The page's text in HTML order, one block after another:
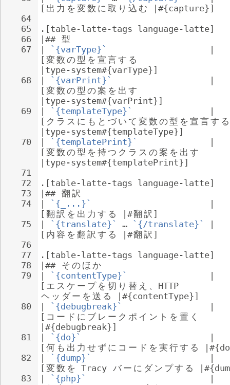
64
65
66
67
68
69
70
71
72
73
74
75
76
77
78
79
80
81
82
83
[ 出 力 を 変数 に 取 り 込 む |#{capture}]
.[table-latte-tags language-latte]
|## 型
`{varType}`
[ 変数 の型 を 宣 言す る
|type-system#{varType}]
`{varPrint}`
[ 変数 の型 の 案 を 出 す
|type-system#{varPrint}]
`{templateType}`
[ ク ラ ス に も と づ い て 変数 の型 を 宣 言す る
|type-system#{templateType}]
`{templatePrint}`
[ 変数 の型 を 持 つ ク ラ ス の 案 を 出 す
|type-system#{templatePrint}]
.[table-latte-tags language-latte]
|## 翻 訳
`{_...}`
[ 翻 訳 を 出 力 す る |#翻 訳 ]
`{translate}` … `{/translate}`
[ 内 容 を 翻 訳 す る |#翻 訳 ]
.[table-latte-tags language-latte]
|## そ の ほ か
`{contentType}`
[ エ ス ケ ー プ を 切 り 替 え 、
HTTP
ヘ ッ ダ ー を 送 る
|#{contentType}]
`{debugbreak}`
[ コ ー ド に ブ レ ー ク ポ イ ン ト を 置 く
|#{debugbreak}]
`{do}`
[ 何 も 出 力 せず に コ ー ド を 実 行す る
`{dump}`
[ 変数 を Tracy バ ー に ダ ン プす る
`{php}`